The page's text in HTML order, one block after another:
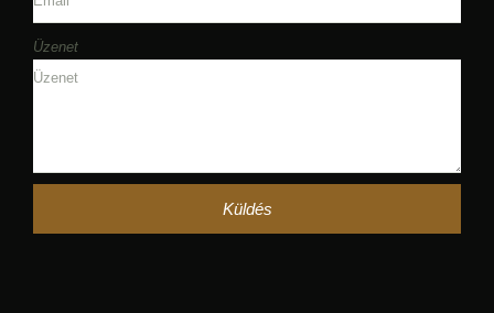
Üzenet
Küldés